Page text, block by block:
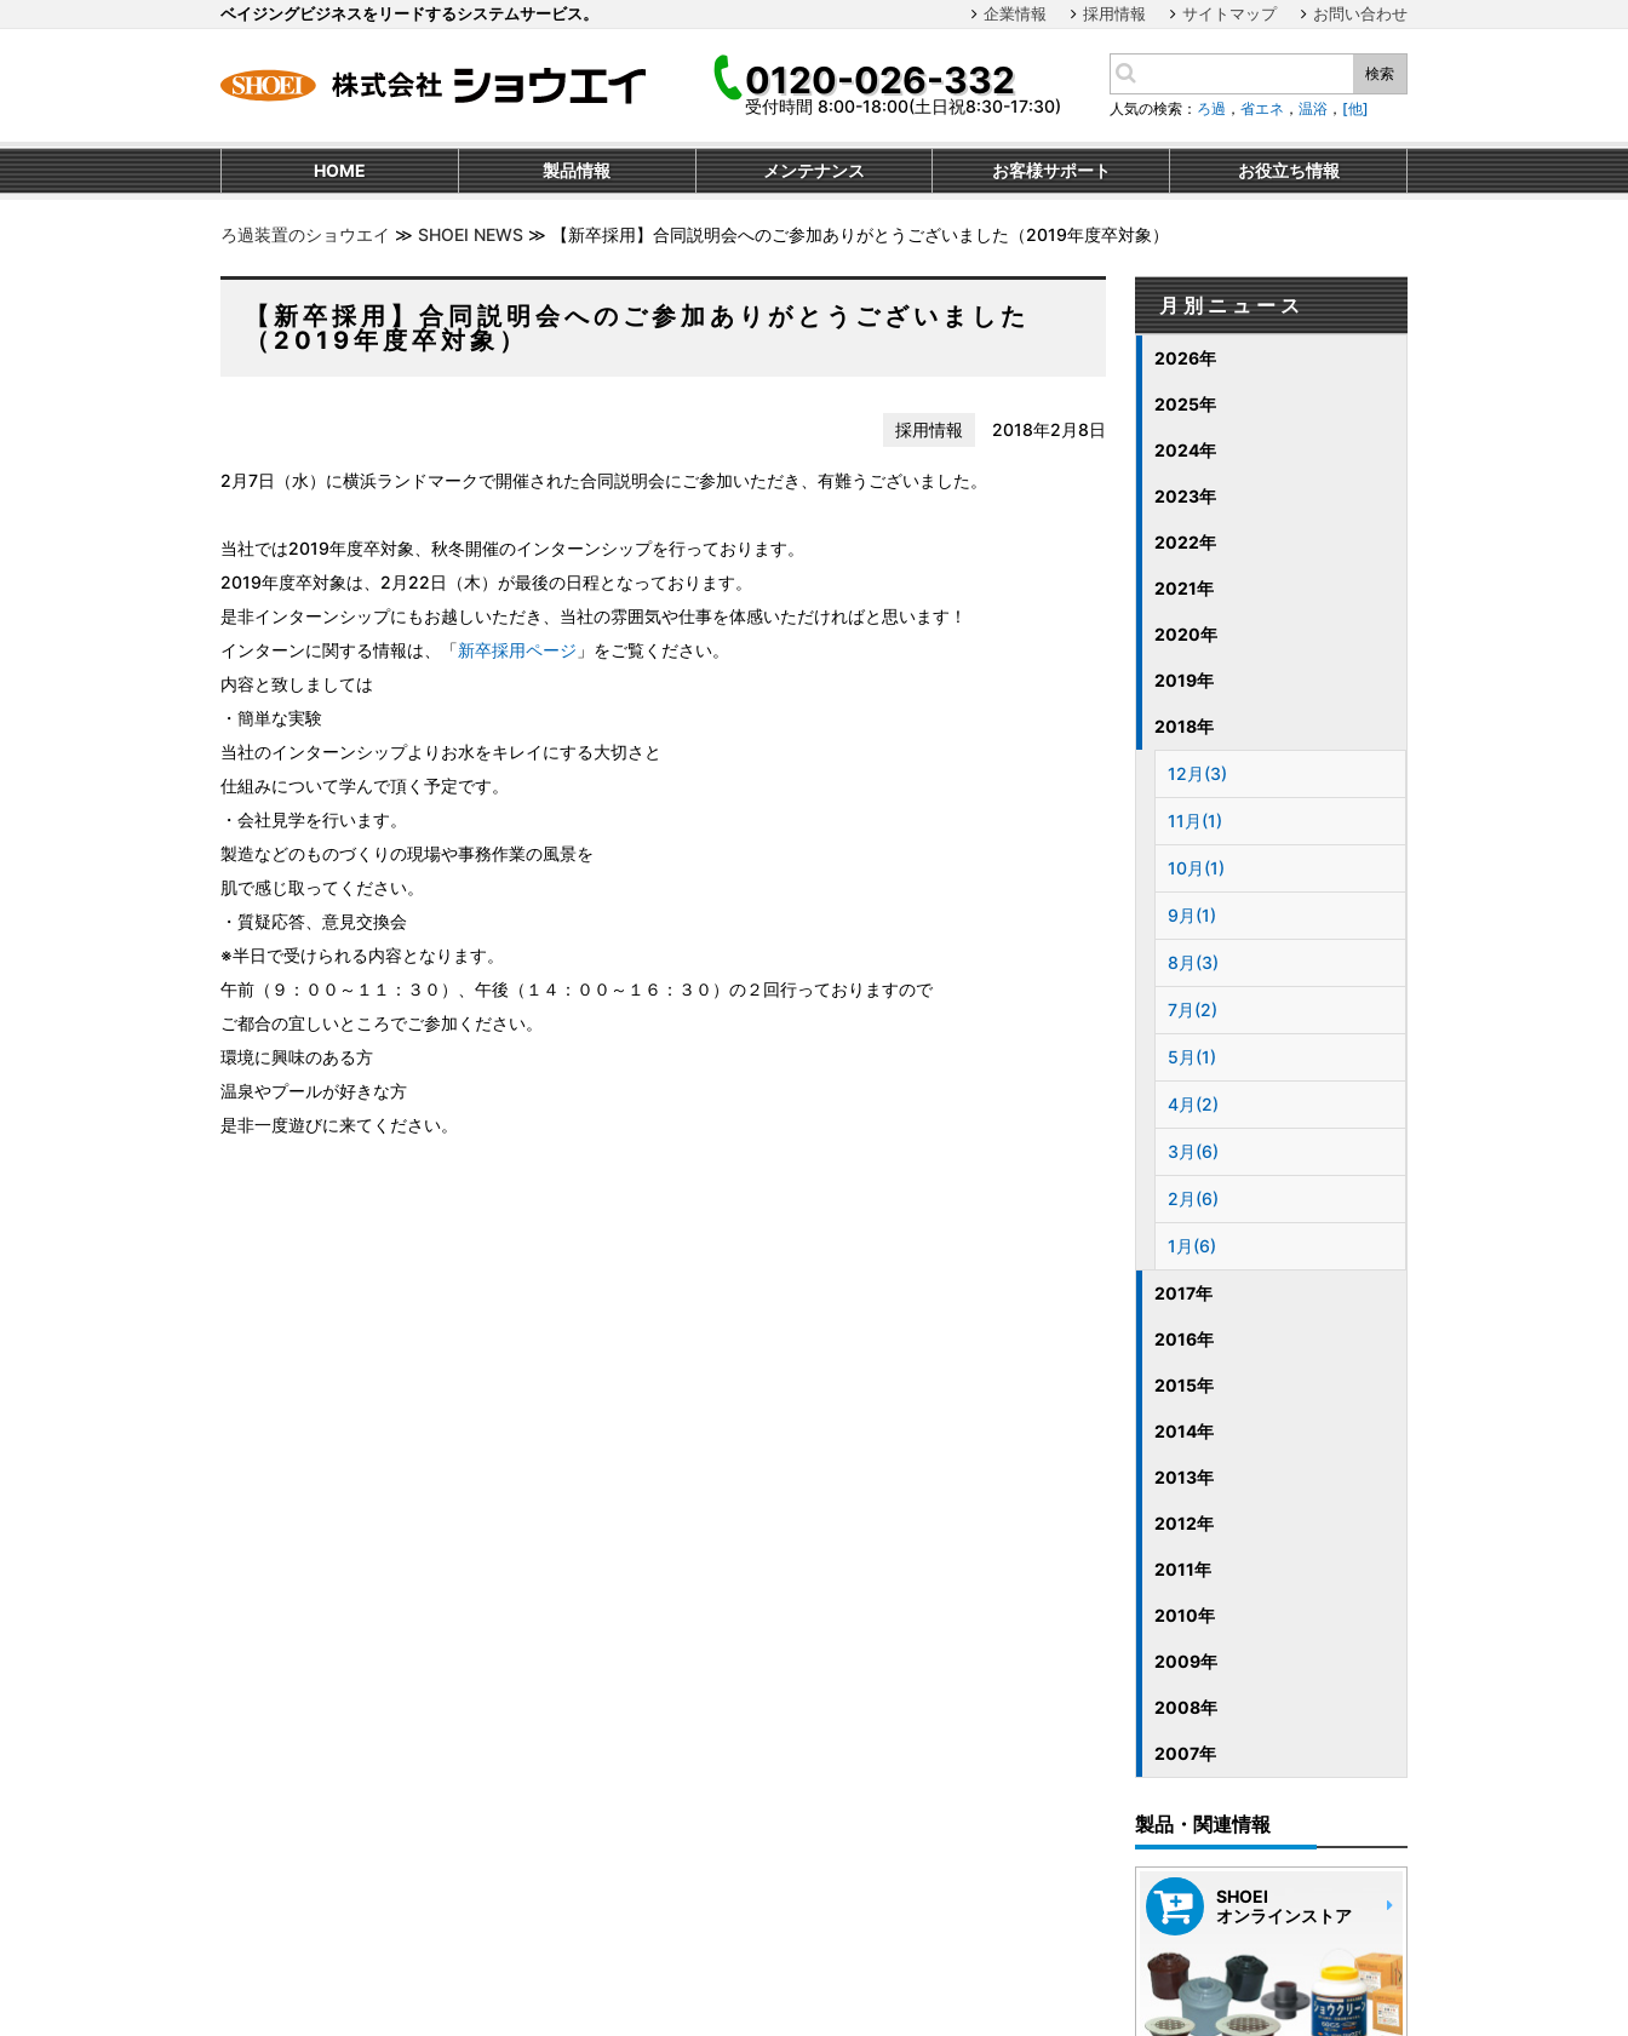
ベイジングビジネスをリードするシステムサービス。 企業情報 採用情報 サイトマップ お問い合わせ
0120-026-332
受付時間 8:00-18:00(土日祝8:30-17:30)
検索
人気の検索： ろ過 ， 省エネ ， 温浴 ， [他]
HOME 製品情報 メンテナンス お客様サポート お役立ち情報
ろ過装置のショウエイ ≫ SHOEI NEWS ≫ 【新卒採用】合同説明会へのご参加ありがとうございました（2019年度卒対象）
【新卒採用】合同説明会へのご参加ありがとうございました
（2019年度卒対象）
採用情報 2018年2月8日
2月7日（水）に横浜ランドマークで開催された合同説明会にご参加いただき、有難うございました。
当社では2019年度卒対象、秋冬開催のインターンシップを行っております。
2019年度卒対象は、2月22日（木）が最後の日程となっております。
是非インターンシップにもお越しいただき、当社の雰囲気や仕事を体感いただければと思います！
インターンに関する情報は、「新卒採用ページ 」をご覧ください。
内容と致しましては
・簡単な実験
当社のインターンシップよりお水をキレイにする大切さと
仕組みについて学んで頂く予定です。
・会社見学を行います。
製造などのものづくりの現場や事務作業の風景を
肌で感じ取ってください。
・質疑応答、意見交換会
※半日で受けられる内容となります。
午前（９：００～１１：３０）、午後（１４：００～１６：３０）の２回行っておりますので
ご都合の宜しいところでご参加ください。
環境に興味のある方
温泉やプールが好きな方
是非一度遊びに来てください。
月別ニュース
2026年
2025年
2024年
2023年
2022年
2021年
2020年
2019年
2018年
12月(3)
11月(1)
10月(1)
9月(1)
8月(3)
7月(2)
5月(1)
4月(2)
3月(6)
2月(6)
1月(6)
2017年
2016年
2015年
2014年
2013年
2012年
2011年
2010年
2009年
2008年
2007年
製品・関連情報
SHOEI
オンラインストア